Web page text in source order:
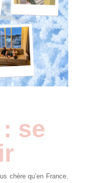
se
chère qu’en France.